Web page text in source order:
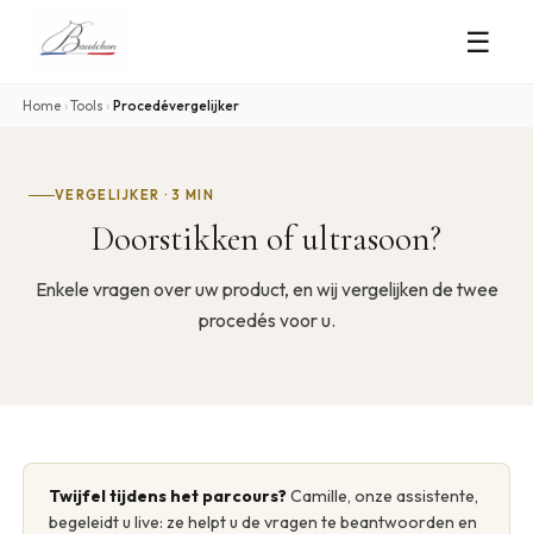
☰
Home ›Tools › Procedévergelijker
VERGELIJKER · 3 MIN
Doorstikken of ultrasoon?
Enkele vragen over uw product, en wij vergelijken de twee
procedés voor u.
Twijfel tijdens het parcours?Camille, onze assistente,
begeleidt u live: ze helpt u de vragen te beantwoorden en